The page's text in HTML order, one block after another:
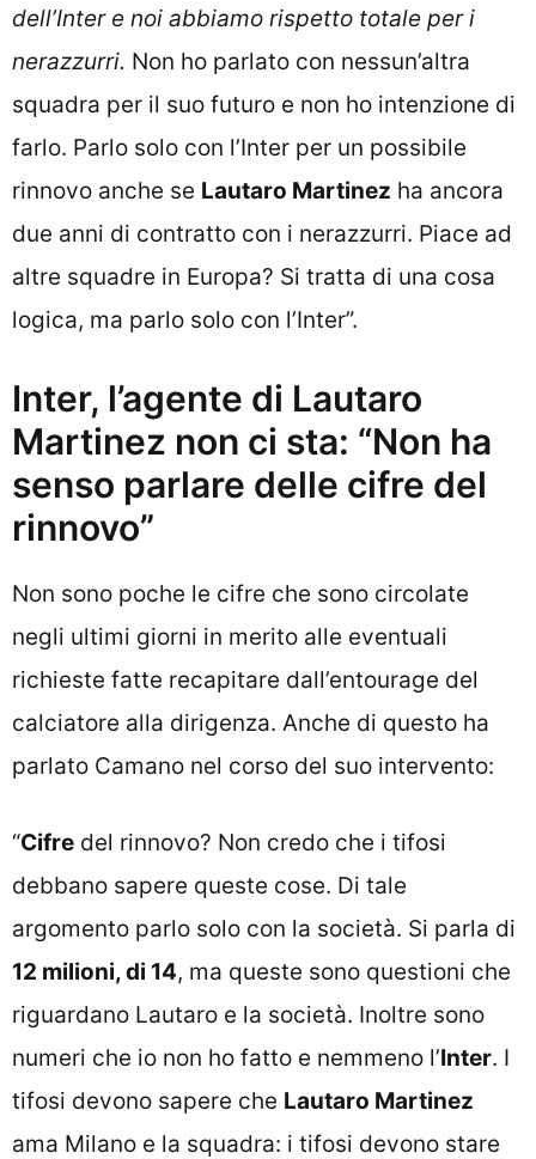
dell’Inter e noi abbiamo rispetto totale per i
nerazzurri. Non ho parlato con nessun’altra
squadra per il suo futuro e non ho intenzione di
farlo. Parlo solo con l’Inter per un possibile
rinnovo anche se Lautaro Martinez ha ancora
due anni di contratto con i nerazzurri. Piace ad
altre squadre in Europa? Si tratta di una cosa
logica, ma parlo solo con l’Inter”.
Inter, l’agente di Lautaro
Martinez non ci sta: “Non ha
senso parlare delle cifre del
rinnovo”
Non sono poche le cifre che sono circolate
negli ultimi giorni in merito alle eventuali
richieste fatte recapitare dall’entourage del
calciatore alla dirigenza. Anche di questo ha
parlato Camano nel corso del suo intervento:
“Cifre del rinnovo? Non credo che i tifosi
debbano sapere queste cose. Di tale
argomento parlo solo con la società. Si parla di
12 milioni, di 14, ma queste sono questioni che
riguardano Lautaro e la società. Inoltre sono
numeri che io non ho fatto e nemmeno l’Inter. I
tifosi devono sapere che Lautaro Martinez
ama Milano e la squadra: i tifosi devono stare